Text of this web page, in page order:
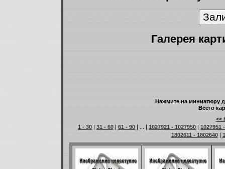
Галерея
Нажмите на миниатюру
Всего
<<
1 - 30 | 31 - 60 | 61 - 90 | ... | 1027921 - 1027950 | 1027951
1802611 - 1802640|